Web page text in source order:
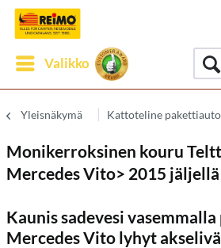
Valikko
Yleisnäkymä Kattoteline
Monikerroksinen kouru
Mercedes Vito> 2015 jäljellä
Kaunis sadevesi
Mercedes Vito lyhyt